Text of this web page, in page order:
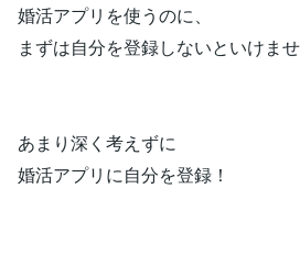
婚活アプリを使うのに、
まずは自分を登録しないといけませ
あまり深く考えずに
婚活アプリに自分を登録！